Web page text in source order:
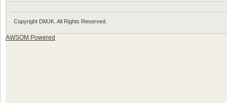
Copyright DMJK. All Rights Reserved.
AWSOM Powered